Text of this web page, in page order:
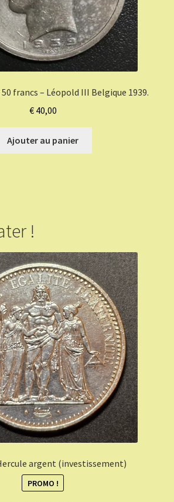
francs – Léopold III Belgique 1939.
€40,00
Ajouter au panier
!
argent (investissement)
PROMO !